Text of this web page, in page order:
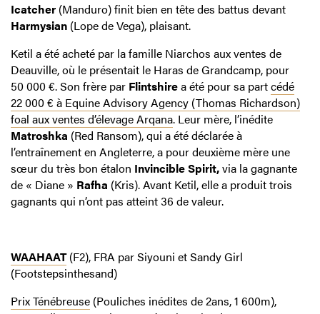
Icatcher (Manduro) finit bien en tête des battus devant
Harmysian (Lope de Vega), plaisant.
Ketil a été acheté par la famille Niarchos aux ventes de
Deauville, où le présentait le Haras de Grandcamp, pour
50 000 €. Son frère par Flintshirea été pour sa partcédé
22 000 € à Equine Advisory Agency (Thomas Richardson)
foal aux ventes d’élevage Arqana. Leur mère, l’inédite
Matroshka (Red Ransom), qui a été déclarée à
l’entraînement en Angleterre, a pour deuxième mère une
sœur du très bon étalon Invincible Spirit,via la gagnante
de « Diane » Rafha (Kris). Avant Ketil, elle a produit trois
gagnants qui n’ont pas atteint 36 de valeur.
WAAHAAT(F2), FRA par Siyouni et Sandy Girl
(Footstepsinthesand)
Prix Ténébreuse (Pouliches inédites de 2ans, 1 600m),